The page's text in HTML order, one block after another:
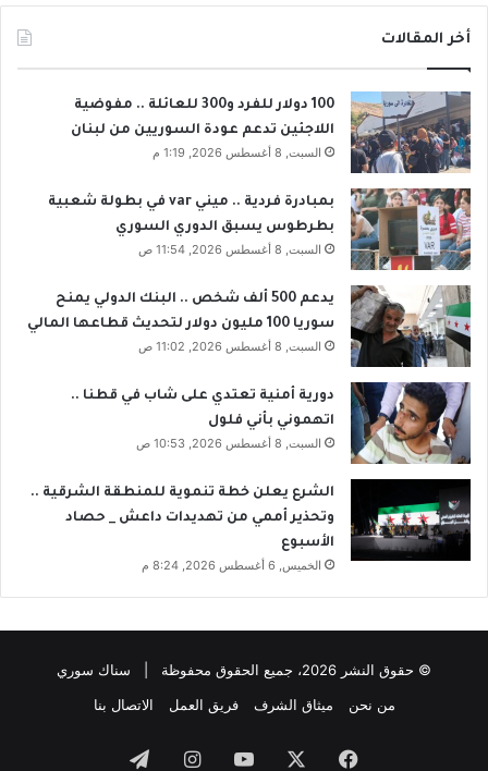
أخر المقالات
100 دولار للفرد و300 للعائلة .. مفوضية
اللاجئين تدعم عودة السوريين من لبنان
السبت, 8 أغسطس 2026, 1:19 م
بمبادرة فردية .. ميني var في بطولة شعبية
بطرطوس يسبق الدوري السوري
السبت, 8 أغسطس 2026, 11:54 ص
يدعم 500 ألف شخص .. البنك الدولي يمنح
سوريا 100 مليون دولار لتحديث قطاعها المالي
السبت, 8 أغسطس 2026, 11:02 ص
دورية أمنية تعتدي على شاب في قطنا ..
اتهموني بأني فلول
السبت, 8 أغسطس 2026, 10:53 ص
الشرع يعلن خطة تنموية للمنطقة الشرقية ..
وتحذير أممي من تهديدات داعش _ حصاد
الأسبوع
الخميس, 6 أغسطس 2026, 8:24 م
© حقوق النشر 2026، جميع الحقوق محفوظة | سناك سوري
من نحن
ميثاق الشرف فريق العمل الاتصال بنا
فيسبوك ‫YouTubeانستقرام